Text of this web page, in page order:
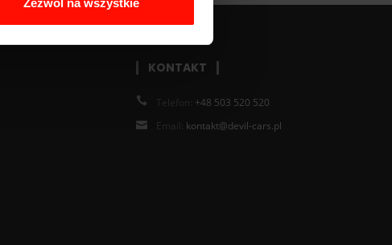
Zezwól na wszystkie
KONTAKT
Telefon: +48 503 520 520
Email: kontakt@devil-cars.pl